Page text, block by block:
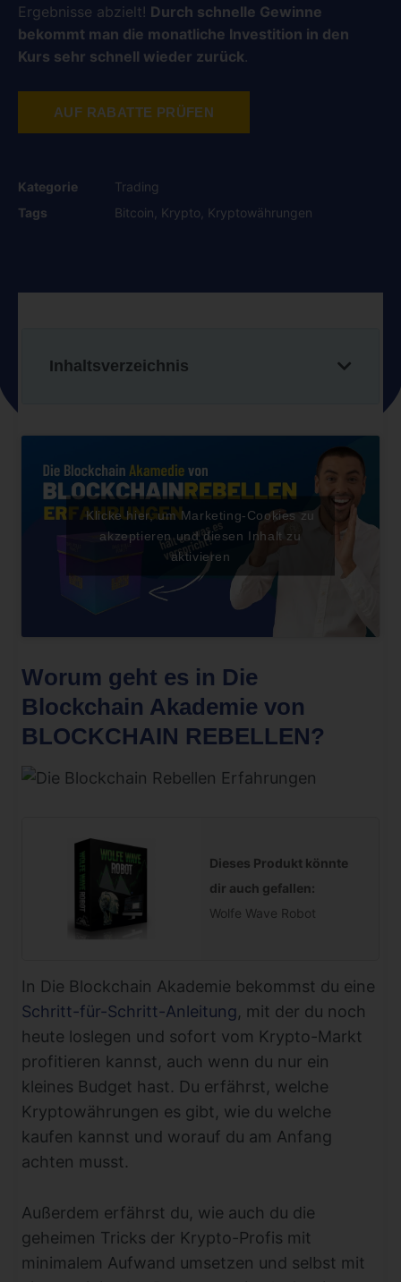
Ergebnisse abzielt! Durch schnelle Gewinne
bekommt man die monatliche Investition in den
Kurs sehr schnell wieder zurück.
AUF RABATTE PRÜFEN
Kategorie
Trading
Tags
Bitcoin Krypto Kryptowährungen
Inhaltsverzeichnis
Klicke hier, um Marketing-Cookies zu
akzeptieren und diesen Inhalt zu
aktivieren
Worum geht es in Die
Blockchain Akademie von
BLOCKCHAIN REBELLEN?
Dieses Produkt könnte
dir auch gefallen:
Wolfe Wave Robot
In Die Blockchain Akademie bekommst du eine
Schritt-für-Schritt-Anleitung, mit der du noch
heute loslegen und sofort vom Krypto-Markt
profitieren kannst, auch wenn du nur ein
kleines Budget hast. Du erfährst, welche
Kryptowährungen es gibt, wie du welche
kaufen kannst und worauf du am Anfang
achten musst.
Außerdem erfährst du, wie auch du die
geheimen Tricks der Krypto-Profis mit
minimalem Aufwand umsetzen und selbst mit